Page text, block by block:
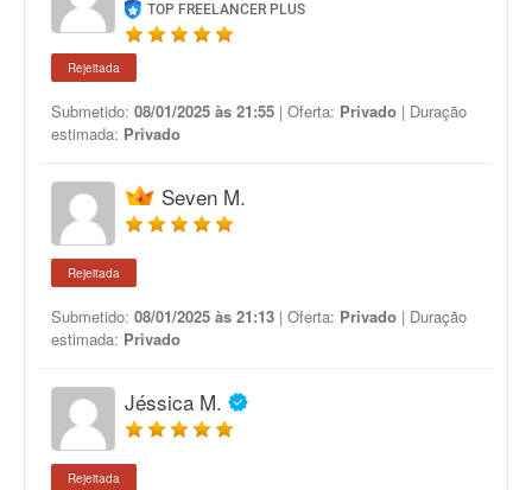
TOP FREELANCER PLUS
Rejeitada
Submetido: 08/01/2025 às 21:55 | Oferta: Privado | Duração
estimada: Privado
Seven M.
Rejeitada
Submetido: 08/01/2025 às 21:13 | Oferta: Privado | Duração
estimada: Privado
Jéssica M.
Rejeitada